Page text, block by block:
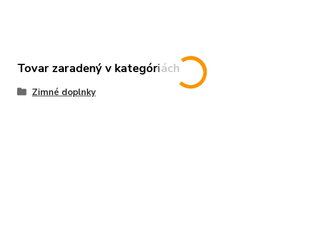
Tovar zaradený v kategóriách
Zimné doplnky